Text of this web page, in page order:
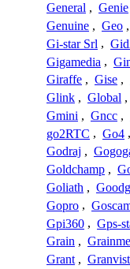
General , Genie
Genuine , Geo ,
Gi-star Srl ,
Gigamedia ,
Giraffe , Gise ,
Glink , Global ,
Gmini , Gncc ,
go2RTC , Go4 ,
Godraj ,
Goldchamp ,
Goliath ,
Gopro ,
Gpi360 , Gps-
Grain ,
Grant ,